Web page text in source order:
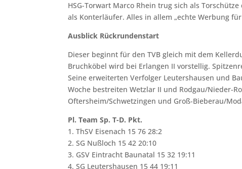
HSG-Torwart Marco Rhein trug sich als
als Konterläufer. Alles in allem „echte Werbung
Ausblick Rückrundenstart
Dieser beginnt für den TVB gleich mit dem
Bruchköbel wird bei Erlangen II vorstellig.
Seine erweiterten Verfolger Leutershausen und
Woche bestreiten Wetzlar II und Rodgau/Nieder-
Oftersheim/Schwetzingen und Groß-Bieberau/
Pl. Team Sp. T-D. Pkt.
1. ThSV Eisenach 15 76 28:2
2. SG Nußloch 15 42 20:10
3. GSV Eintracht Baunatal 15 32 19:11
4. SG Leutershausen 15 44 19:11